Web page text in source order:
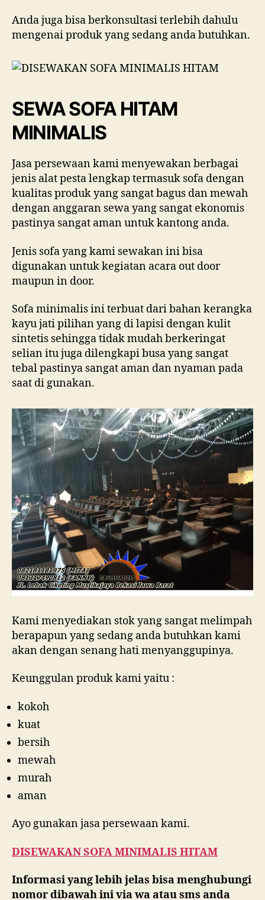
Anda juga bisa berkonsultasi terlebih dahulu
mengenai produk yang sedang anda butuhkan.
SEWA SOFA HITAM
MINIMALIS
Jasa persewaan kami menyewakan berbagai
jenis alat pesta lengkap termasuk sofa dengan
kualitas produk yang sangat bagus dan mewah
dengan anggaran sewa yang sangat ekonomis
pastinya sangat aman untuk kantong anda.
Jenis sofa yang kami sewakan ini bisa
digunakan untuk kegiatan acara out door
maupun in door.
Sofa minimalis ini terbuat dari bahan kerangka
kayu jati pilihan yang di lapisi dengan kulit
sintetis sehingga tidak mudah berkeringat
selian itu juga dilengkapi busa yang sangat
tebal pastinya sangat aman dan nyaman pada
saat di gunakan.
Kami menyediakan stok yang sangat melimpah
berapapun yang sedang anda butuhkan kami
akan dengan senang hati menyanggupinya.
Keunggulan produk kami yaitu :
kokoh
kuat
bersih
mewah
murah
aman
Ayo gunakan jasa persewaan kami.
DISEWAKAN SOFA MINIMALIS HITAM
Informasi yang lebih jelas bisa menghubungi
nomor dibawah ini via wa atau sms anda